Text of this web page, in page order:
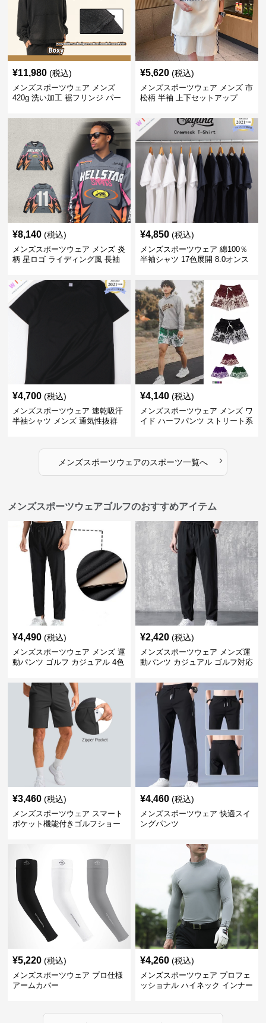
¥11,980 (税込)
メンズスポーツウェア メンズ
420g 洗い加工 裾フリンジ パー
¥5,620 (税込)
メンズスポーツウェア メンズ 市
松柄 半袖 上下セットアップ
¥8,140 (税込)
メンズスポーツウェア メンズ 炎
柄 星ロゴ ライディング風 長袖
¥4,850 (税込)
メンズスポーツウェア 綿100％
半袖シャツ 17色展開 8.0オンス
¥4,700 (税込)
メンズスポーツウェア 速乾吸汗
半袖シャツ メンズ 通気性抜群
¥4,140 (税込)
メンズスポーツウェア メンズ ワ
イド ハーフパンツ ストリート系
メンズスポーツウェアのスポーツ一覧へ ›
メンズスポーツウェアゴルフのおすすめアイテム
¥4,490 (税込)
メンズスポーツウェア メンズ 運
動パンツ ゴルフ カジュアル 4色
¥2,420 (税込)
メンズスポーツウェア メンズ運
動パンツ カジュアル ゴルフ対応
¥3,460 (税込)
メンズスポーツウェア スマート
ポケット機能付きゴルフショー
¥4,460 (税込)
メンズスポーツウェア 快適スイ
ングパンツ
¥5,220 (税込)
メンズスポーツウェア プロ仕様
アームカバー
¥4,260 (税込)
メンズスポーツウェア プロフェ
ッショナル ハイネック インナー